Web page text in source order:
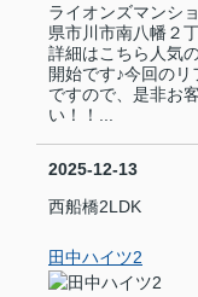
ライオンズマンシ
県市川市南八幡２
詳細はこちら人気
開始です♪今回の
ですので、是非お
い！！...
2025-12-13
西船橋2LDK
田中ハイツ2